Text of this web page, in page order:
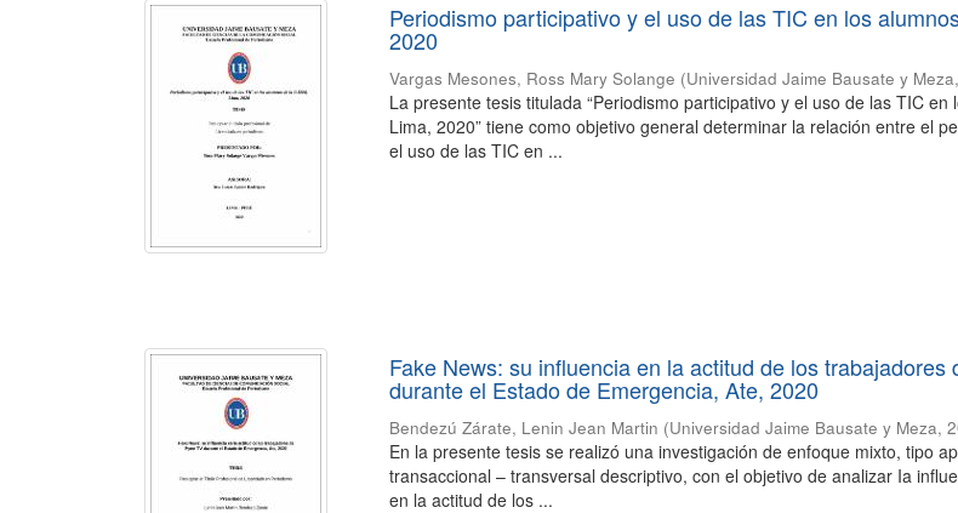
Periodismo participativo y el uso de las TIC en los
2020
Vargas Mesones, Ross Mary Solange (Universidad Jaime Bausate y Meza
La presente tesis titulada “Periodismo participativo y el uso de las TIC en
Lima, 2020” tiene como objetivo general determinar la relación entre el
el uso de las TIC en ...
Fake News: su influencia en la actitud de los trabajadores
durante el Estado de Emergencia, Ate, 2020
Bendezú Zárate, Lenin Jean Martin (Universidad Jaime Bausate y Meza,
En la presente tesis se realizó una investigación de enfoque mixto, tipo
transaccional – transversal descriptivo, con el objetivo de analizar Ia
en la actitud de los ...